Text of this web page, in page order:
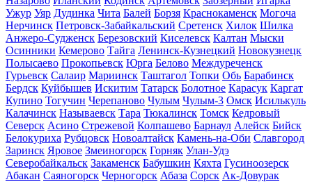
Ужур Уяр Дудинка Чита Балей Борзя Краснокаменск Могоча
Нерчинск Петровск-Забайкальский Сретенск Хилок Шилка
Анжеро-Судженск Березовский Киселевск Калтан Мыски
Осинники Кемерово Тайга Ленинск-Кузнецкий Новокузнецк
Полысаево Прокопьевск Юрга Белово Междуреченск
Гурьевск Салаир Мариинск Таштагол Топки Обь Барабинск
Бердск Куйбышев Искитим Татарск Болотное Карасук Каргат
Купино Тогучин Черепаново Чулым Чулым-3 Омск Исилькуль
Калачинск Называевск Тара Тюкалинск Томск Кедровый
Северск Асино Стрежевой Колпашево Барнаул Алейск Бийск
Белокуриха Рубцовск Новоалтайск Камень-на-Оби Славгород
Заринск Яровое Змеиногорск Горняк Улан-Удэ
Северобайкальск Закаменск Бабушкин Кяхта Гусиноозерск
Абакан Саяногорск Черногорск Абаза Сорск Ак-Довурак